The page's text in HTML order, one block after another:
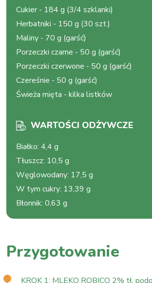
Cukier - 184 g (3/4 szklanki)
Herbatniki - 150 g (30 szt.)
Maliny - 70 g (garść)
Porzeczki czarne - 50 g (garść)
Porzeczki czerwone - 50 g (garść)
Czereśnie - 50 g (garść)
Świeża mięta -kilka listków
WARTOŚCI ODŻYWCZE
Białko:4,4 g
Tłuszcz: 10,5 g
Węglowodany: 17,5 g
W tym cukry: 13,39 g
Błonnik:0,63 g
Przygotowanie
KROK 1: MLEKO ROBICO 2% tł.